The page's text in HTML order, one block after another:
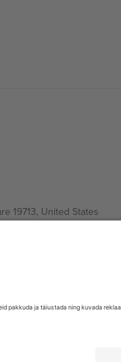
19713, United States
Sofia, Bulgaria
06700 Ciudad de